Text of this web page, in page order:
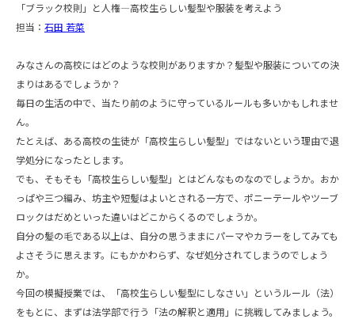
「ブラック校則」と人権—高校生らしい髪型や服装を考えよう
担当： 石田 若菜
みなさんの高校にはどのような校則がありますか？髪型や服装についての決
まりはあるでしょうか？
毎日の生活の中で、当たり前のように守っているルールも多いかもしれませ
ん。
たとえば、ある高校の生徒が「高校生らしい髪型」ではないという理由で退
学処分になったとします。
でも、そもそも「高校生らしい髪型」とはどんなものなのでしょうか。おか
っぱや三つ編み、坊主や短髪はよいとされる一方で、ポニーテールやツーブ
ロックはだめといった違いはどこからくるのでしょうか。
自分の髪の毛である以上は、自分の思うままにパーマやカラーをしてみても
よさそうに思えます。にもかかわらず、なぜ処分されてしまうのでしょう
か。
今回の模擬授業では、「高校生らしい髪型にしなさい」というルール（法）
をもとに、まずは法学部で行う「法の解釈と適用」に挑戦してみましょう。